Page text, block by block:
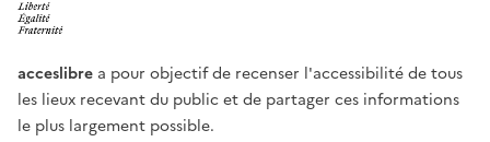
acceslibre a pour objectif de recenser l'accessibilité de tous
les lieux recevant du public et de partager ces informations
le plus largement possible.